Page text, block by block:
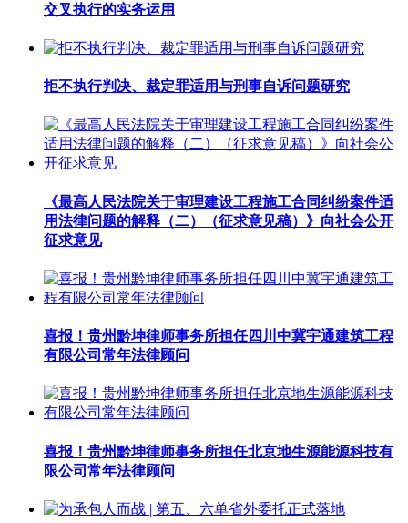
交叉执行的实务运用
拒不执行判决、裁定罪适用与刑事自诉问题研究
《最高人民法院关于审理建设工程施工合同纠纷案件适
用法律问题的解释（二）（征求意见稿）》向社会公开
征求意见
喜报！贵州黔坤律师事务所担任四川中冀宇通建筑工程
有限公司常年法律顾问
喜报！贵州黔坤律师事务所担任北京地生源能源科技有
限公司常年法律顾问